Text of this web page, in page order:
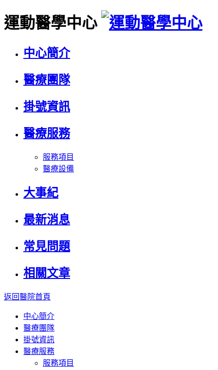
運動醫學中心
中心簡介
醫療團隊
掛號資訊
醫療服務
服務項目
醫療設備
大事紀
最新消息
常見問題
相關文章
返回醫院首頁
中心簡介
醫療團隊
掛號資訊
醫療服務
服務項目